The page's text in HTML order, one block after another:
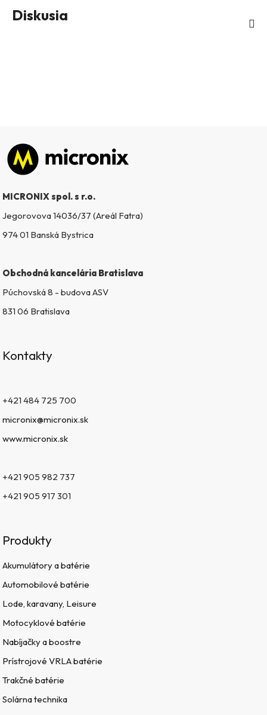
Diskusia
Zápätie
MICRONIX spol. s r.o.
Jegorovova 14036/37 (Areál Fatra)
974 01 Banská Bystrica
Obchodná kancelária Bratislava
Púchovská 8 - budova ASV
831 06 Bratislava
Kontakty
+421 484 725 700
micronix@micronix.sk
www.micronix.sk
+421 905 982 737
+421 905 917 301
Produkty
Akumulátory a batérie
Automobilové batérie
Lode, karavany, Leisure
Motocyklové batérie
Nabíjačky a boostre
Prístrojové VRLA batérie
Trakčné batérie
Solárna technika